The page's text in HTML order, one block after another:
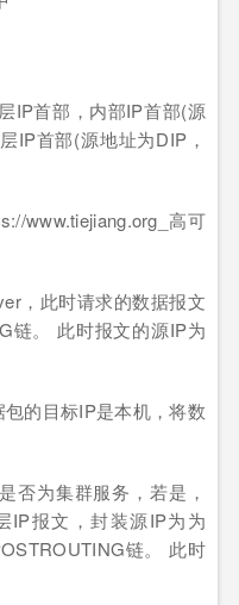
IP首部，内部IP首部(源
IP首部(源地址为DIP，
，此时请求的数据报文
链。 此时报文的源IP为
的目标IP是本机，将数
否为集群服务，若是，
IP报文，封装源IP为为
链。 此时